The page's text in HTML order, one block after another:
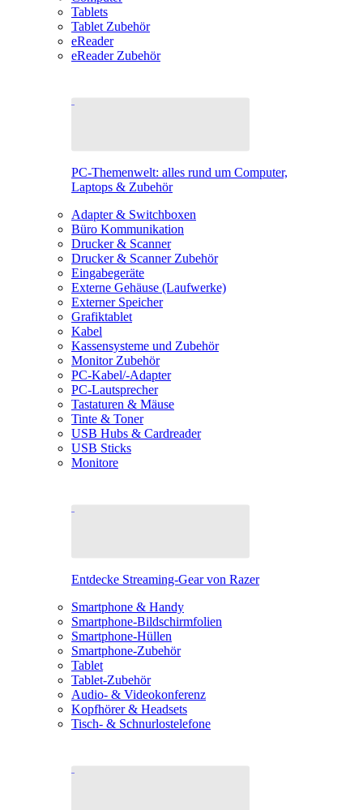
Tablets
Tablet Zubehör
eReader
eReader Zubehör
PC-Themenwelt: alles rund um Computer,
Laptops & Zubehör
Adapter & Switchboxen
Büro Kommunikation
Drucker & Scanner
Drucker & Scanner Zubehör
Eingabegeräte
Externe Gehäuse (Laufwerke)
Externer Speicher
Grafiktablet
Kabel
Kassensysteme und Zubehör
Monitor Zubehör
PC-Kabel/-Adapter
PC-Lautsprecher
Tastaturen & Mäuse
Tinte & Toner
USB Hubs & Cardreader
USB Sticks
Monitore
Entdecke Streaming-Gear von Razer
Smartphone & Handy
Smartphone-Bildschirmfolien
Smartphone-Hüllen
Smartphone-Zubehör
Tablet
Tablet-Zubehör
Audio- & Videokonferenz
Kopfhörer & Headsets
Tisch- & Schnurlostelefone